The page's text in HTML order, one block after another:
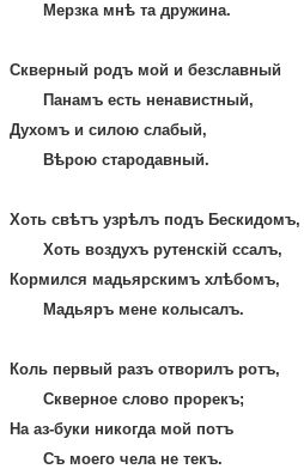
Мерзка мнѣ та дружина.
Скверный родъ мой и безславный
Панамъ есть ненавистный,
Духомъ и силою слабый,
Вѣрою стародавный.
Хоть свѣтъ узрѣлъ подъ Бескидомъ,
Хоть воздухъ рутенскій ссалъ,
Кормился мадьярскимъ хлѣбомъ,
Мадьяръ мене колысалъ.
Коль первый разъ отворилъ ротъ,
Скверное слово прорекъ;
На аз-буки никогда мой потъ
Съ моего чела не текъ.